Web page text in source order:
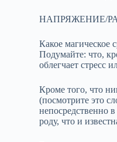
НАПРЯЖЕНИЕ/
Какое магическое
Подумайте: что,
облегчает стресс
Кроме того, что
(посмотрите это
непосредственно
роду, что и